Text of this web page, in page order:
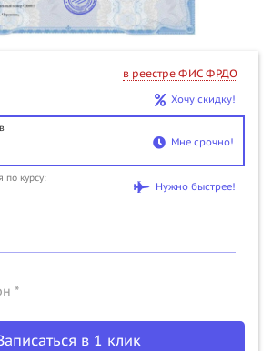
в реестре ФИС ФРДО
Хочу скидку!
Мне срочно!
по курсу:
Нужно быстрее!
*
в 1 клик